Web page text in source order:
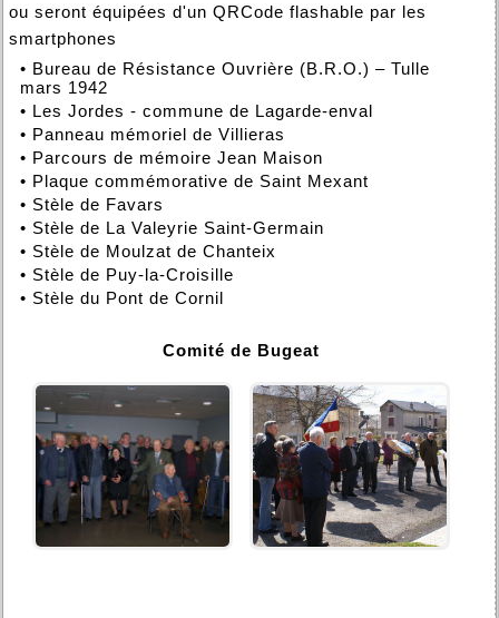
ou seront équipées d'un QRCode flashable par les
smartphones
• Bureau de Résistance Ouvrière (B.R.O.) – Tulle
mars 1942
• Les Jordes - commune de Lagarde-enval
• Panneau mémoriel de Villieras
• Parcours de mémoire Jean Maison
• Plaque commémorative de Saint Mexant
• Stèle de Favars
• Stèle de La Valeyrie Saint-Germain
• Stèle de Moulzat de Chanteix
• Stèle de Puy-la-Croisille
• Stèle du Pont de Cornil
Comité de Bugeat